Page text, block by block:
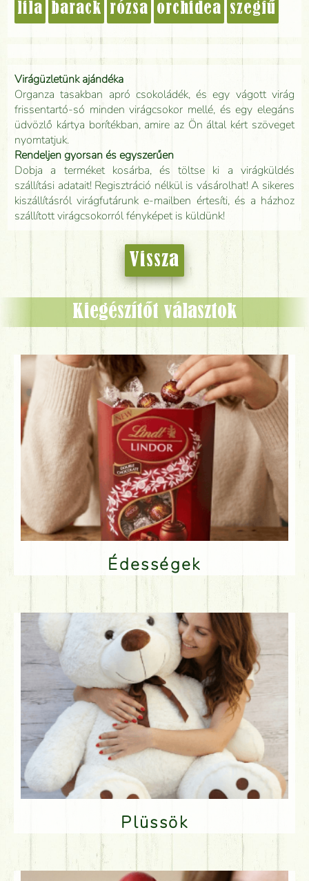
lila barack rózsa orchidea szegfű
Virágüzletünk ajándéka
Organza tasakban apró csokoládék, és egy vágott virág
frissentartó-só minden virágcsokor mellé, és egy elegáns
üdvözlő kártya borítékban, amire az Ön által kért szöveget
nyomtatjuk.
Rendeljen gyorsan és egyszerűen
Dobja a terméket kosárba, és töltse ki a virágküldés
szállítási adatait! Regisztráció nélkül is vásárolhat! A sikeres
kiszállításról virágfutárunk e-mailben értesíti, és a házhoz
szállított virágcsokorról fényképet is küldünk!
Vissza
Kiegészítőt választok
Édességek
Plüssök